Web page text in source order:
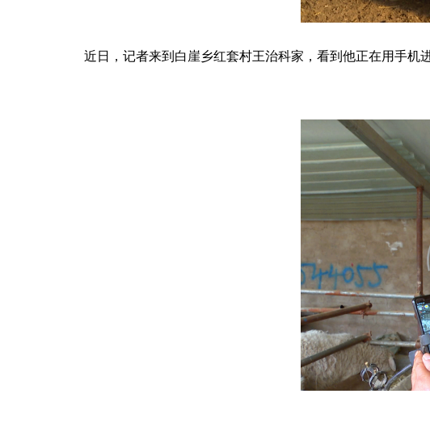
近日，记者来到白崖乡红套村王治科家，看到他正在用手机